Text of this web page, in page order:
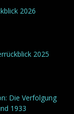
2026
2025
Die Verfolgung
1933